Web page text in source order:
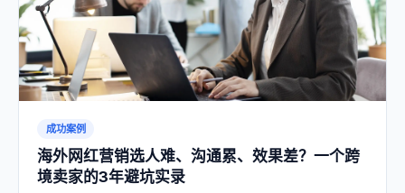
成功案例
海外网红营销选人难、沟通累、效果差？一个跨
境卖家的3年避坑实录